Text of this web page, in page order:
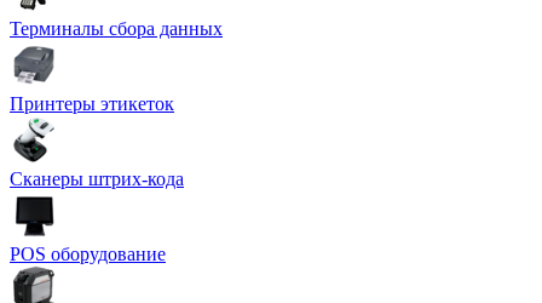
Терминалы сбора данных
Принтеры этикеток
Сканеры штрих-кода
POS оборудование